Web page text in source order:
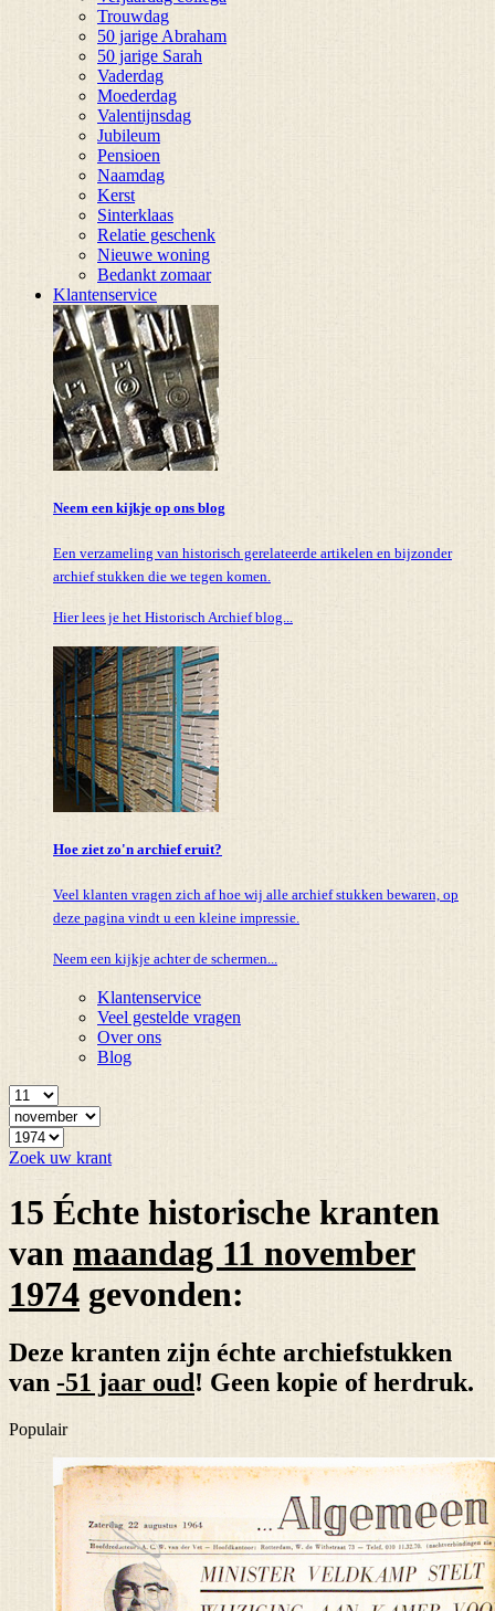
Trouwdag
50 jarige Abraham
50 jarige Sarah
Vaderdag
Moederdag
Valentijnsdag
Jubileum
Pensioen
Naamdag
Kerst
Sinterklaas
Relatie geschenk
Nieuwe woning
Bedankt zomaar
Klantenservice
Neem een kijkje op ons blog
Een verzameling van historisch gerelateerde artikelen en bijzonder
archief stukken die we tegen komen.
Hier lees je het Historisch Archief blog...
Hoe ziet zo'n archief eruit?
Veel klanten vragen zich af hoe wij alle archief stukken bewaren, op
deze pagina vindt u een kleine impressie.
Neem een kijkje achter de schermen...
Klantenservice
Veel gestelde vragen
Over ons
Blog
Zoek uw krant
15 Échte historische kranten
van maandag 11 november
1974 gevonden:
Deze kranten zijn échte archiefstukken
van -51 jaar oud ! Geen kopie of herdruk.
Populair